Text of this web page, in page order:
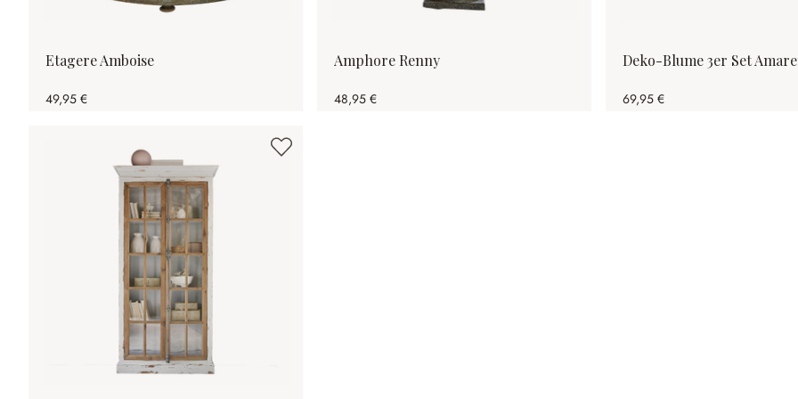
Etagere Amboise
49,95 €
Amphore Renny
48,95 €
Deko-Blume 3er Set
69,95 €